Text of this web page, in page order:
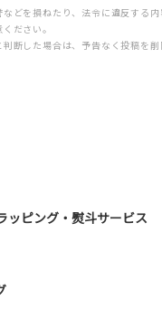
どを損ねたり、法令に違反する
ださい。
断した場合は、予告なく投稿を
ッピング・熨斗サービス